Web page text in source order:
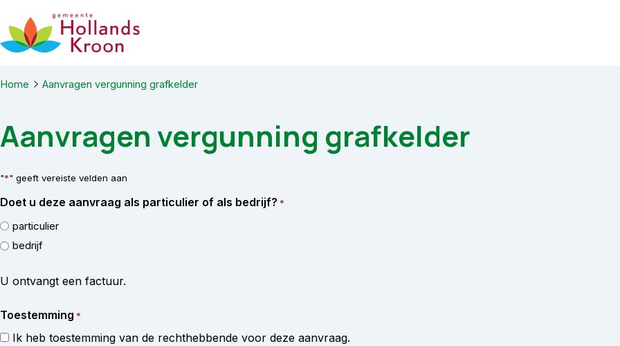
Ga naar de inhoud
Home Aanvragen vergunning grafkelder
Aanvragen vergunning grafkelder
"*" geeft vereiste velden aan
Doet u deze aanvraag als particulier of als bedrijf? *
particulier
bedrijf
U ontvangt een factuur.
Toestemming *
Ik heb toestemming van de rechthebbende voor deze aanvraag.